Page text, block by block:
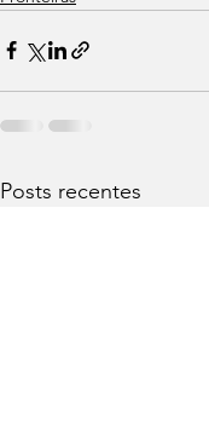
Posts recentes